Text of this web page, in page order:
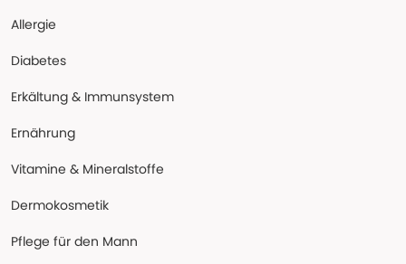
Allergie
Diabetes
Erkältung & Immunsystem
Ernährung
Vitamine & Mineralstoffe
Dermokosmetik
Pflege für den Mann